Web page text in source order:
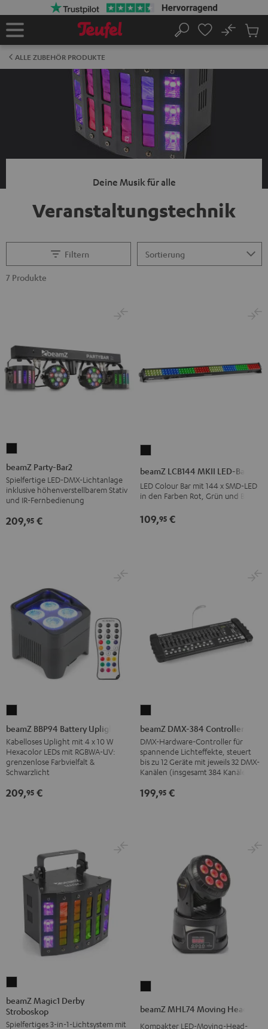
Startseite
Suche
No
ALLE ZUBEHÖR PRODUKTE
Deine Musik für alle
Veranstaltungstechnik
Filtern
7 Produkte
Party-
Bar2
Schwarz
beamZ Party-Bar2
Spielfertige LED-DMX-Lichtanlage
inklusive höhenverstellbarem Stativ
und IR-Fernbedienung
209,95 €
LED-
Schwarz
beamZ LCB144 MKII LED-Bar
LED Colour Bar mit 144 x SMD-LED
in den Farben Rot, Grün und Blau
109,95 €
BBP94
Battery
Uplight
Schwarz
beamZ BBP94 Battery Uplight
Kabelloses Uplight mit 4 x 10 W
Hexacolor LEDs mit RGBWA-UV:
grenzenlose Farbvielfalt &
Schwarzlicht
209,95 €
DMX-
384
Controller
Schwarz
beamZ DMX-384 Controller
DMX-Hardware-Controller für
spannende Lichteffekte, steuert
bis zu 12 Geräte mit jeweils 32 DMX-
Kanälen (insgesamt 384 Kanäle)
199,95 €
Magic1
Derby
Stroboskop
beamZ Magic1 Derby
Stroboskop
Spielfertiges 3-in-1-Lichtsystem mit
Moving
beamZ MHL74 Moving Head
Kompakter LED-Moving-Head-